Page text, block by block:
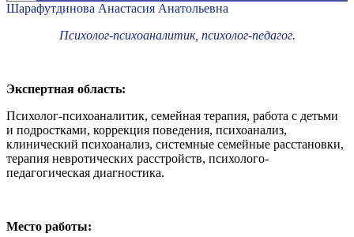
Шарафутдинова Анастасия Анатольевна
Психолог-психоаналитик, психолог-педагог.
Экспертная область:
Психолог-психоаналитик, семейная терапия, работа с детьми
и подростками, коррекция поведения, психоанализ,
клинический психоанализ, системные семейные расстановки,
терапия невротических расстройств, психолого-
педагогическая диагностика.
Место работы: